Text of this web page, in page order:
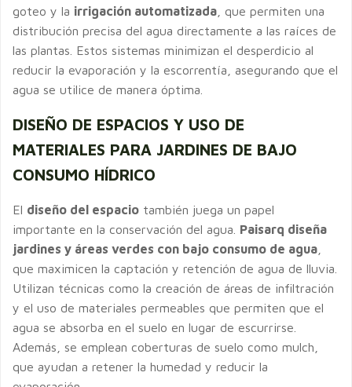
goteo y la irrigación automatizada , que permiten una
distribución precisa del agua directamente a las raíces de
las plantas. Estos sistemas minimizan el desperdicio al
reducir la evaporación y la escorrentía, asegurando que el
agua se utilice de manera óptima.
DISEÑO DE ESPACIOS Y USO DE
MATERIALES PARA JARDINES DE BAJO
CONSUMO HÍDRICO
El diseño del espacio también juega un papel
importante en la conservación del agua. Paisarq diseña
jardines y áreas verdes con bajo consumo de agua
que maximicen la captación y retención de agua de lluvia.
Utilizan técnicas como la creación de áreas de infiltración
y el uso de materiales permeables que permiten que el
agua se absorba en el suelo en lugar de escurrirse.
Además, se emplean coberturas de suelo como mulch,
que ayudan a retener la humedad y reducir la